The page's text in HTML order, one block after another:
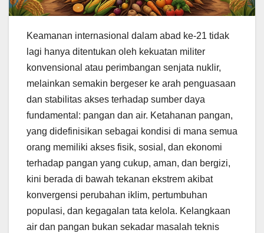
Keamanan internasional dalam abad ke-21 tidak
lagi hanya ditentukan oleh kekuatan militer
konvensional atau perimbangan senjata nuklir,
melainkan semakin bergeser ke arah penguasaan
dan stabilitas akses terhadap sumber daya
fundamental: pangan dan air. Ketahanan pangan,
yang didefinisikan sebagai kondisi di mana semua
orang memiliki akses fisik, sosial, dan ekonomi
terhadap pangan yang cukup, aman, dan bergizi,
kini berada di bawah tekanan ekstrem akibat
konvergensi perubahan iklim, pertumbuhan
populasi, dan kegagalan tata kelola. Kelangkaan
air dan pangan bukan sekadar masalah teknis